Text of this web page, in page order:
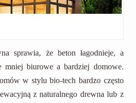
sprawia, że beton łagodnieje, a
mniej biurowe a bardziej domowe.
w stylu bio-tech bardzo często
z naturalnego drewna lub z